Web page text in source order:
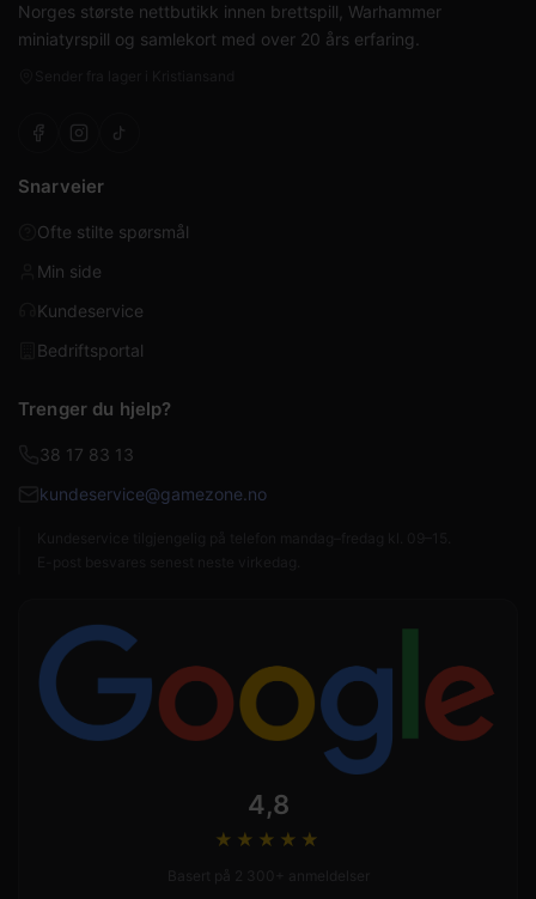
Norges største nettbutikk innen brettspill, Warhammer
miniatyrspill og samlekort med over 20 års erfaring.
Snarveier
Ofte stilte spørsmål
Min side
Kundeservice
Bedriftsportal
Trenger du hjelp?
38 17 83 13
kundeservice@gamezone.no
4,8
★★★★ ★